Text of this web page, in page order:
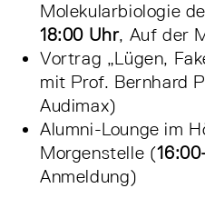
Molekularbiologie
18:00 Uhr, Auf der
Vortrag „Lügen,
mit Prof. Bernhard
Audimax)
Alumni-Lounge im
Morgenstelle (
Anmeldung)